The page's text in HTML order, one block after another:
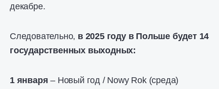
декабре.
Следовательно, в 2025 году в Польше будет 14
государственных выходных:
1 января – Новый год / Nowy Rok (среда)